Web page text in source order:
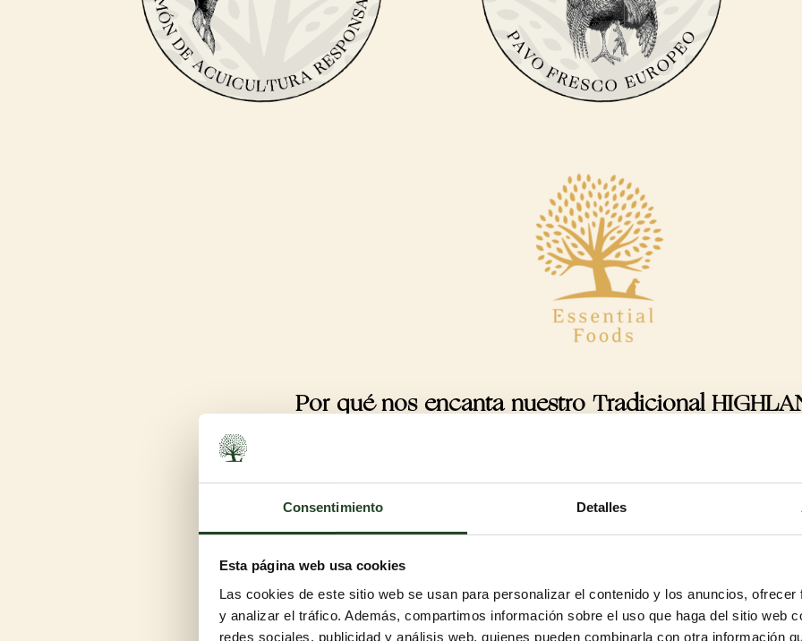
Consentimiento Detalles
Esta página web usa cookies
Las cookies de este sitio web se usan para personalizar el contenido y los anuncios,
y analizar el tráfico. Además, compartimos información sobre el uso que haga del sitio web
redes sociales, publicidad y análisis web, quienes pueden combinarla con otra información
Por qué nos encanta nuestro Tradicional
Para perros adultos de todas las razas
Un saco de croquetas realmente sabrosas. Perfecto cuando quieres darle a tu perro un
cambio delicioso, con fuentes de proteínas variadas y experiencias de sabor emocionantes